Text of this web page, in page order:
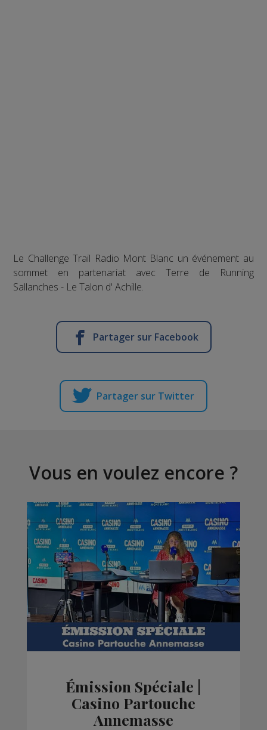
Le Challenge Trail Radio Mont Blanc un événement au
sommet en partenariat avec Terre de Running
Sallanches - Le Talon d' Achille.
Partager sur Facebook
Partager sur Twitter
Vous en voulez encore ?
Émission Spéciale |
Casino Partouche
Annemasse